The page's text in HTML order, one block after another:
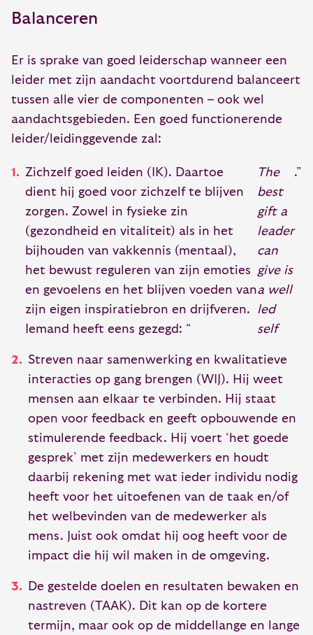
Balanceren
Er is sprake van goed leiderschap wanneer een
leider met zijn aandacht voortdurend balanceert
tussen alle vier de componenten – ook wel
aandachtsgebieden. Een goed functionerende
leider/leidinggevende zal:
Zichzelf goed leiden (IK). Daartoe
dient hij goed voor zichzelf te blijven
zorgen. Zowel in fysieke zin
(gezondheid en vitaliteit) als in het
bijhouden van vakkennis (mentaal),
het bewust reguleren van zijn emoties
en gevoelens en het blijven voeden van
zijn eigen inspiratiebron en drijfveren.
Iemand heeft eens gezegd: “
The
best
gift a
leader
can
give is
a well
led
self
.”
Streven naar samenwerking en kwalitatieve
interacties op gang brengen (WIJ). Hij weet
mensen aan elkaar te verbinden. Hij staat
open voor feedback en geeft opbouwende en
stimulerende feedback. Hij voert ‘het goede
gesprek’ met zijn medewerkers en houdt
daarbij rekening met wat ieder individu nodig
heeft voor het uitoefenen van de taak en/of
het welbevinden van de medewerker als
mens. Juist ook omdat hij oog heeft voor de
impact die hij wil maken in de omgeving.
De gestelde doelen en resultaten bewaken en
nastreven (TAAK). Dit kan op de kortere
termijn, maar ook op de middellange en lange